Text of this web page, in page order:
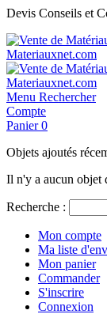
Devis Conseils et
Menu Rechercher
Compte
Panier 0
Objets ajoutés
Il n'y a aucun objet
Recherche :
Mon compte
Ma liste
Mon panier
Commander
S'inscrire
Connexion